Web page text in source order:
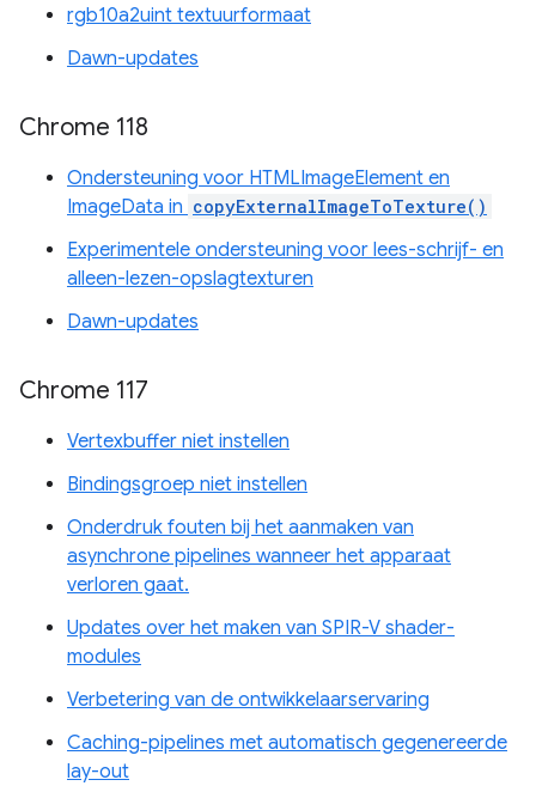
rgb10a2uint textuurformaat
Dawn-updates
Chrome 118
Ondersteuning voor HTMLImageElement en
ImageData in copyExternalImageToTexture()
Experimentele ondersteuning voor lees-schrijf- en
alleen-lezen-opslagtexturen
Dawn-updates
Chrome 117
Vertexbuffer niet instellen
Bindingsgroep niet instellen
Onderdruk fouten bij het aanmaken van
asynchrone pipelines wanneer het apparaat
verloren gaat.
Updates over het maken van SPIR-V shader-
modules
Verbetering van de ontwikkelaarservaring
Caching-pipelines met automatisch gegenereerde
lay-out